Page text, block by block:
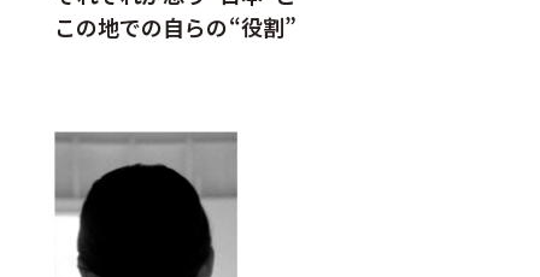
この地での自らの“役割”